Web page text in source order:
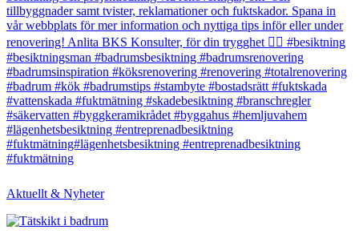
Aktuellt & Nyheter